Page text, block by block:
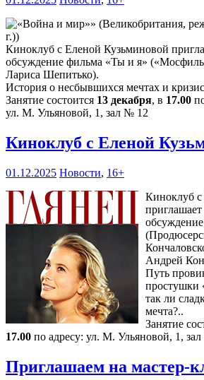
Киноклуб с Еленой Кузьминовой
обсуждение фильма «Ты и я»
Лариса Шепитько).
История о несбывшихся мечтах и
Занятие состоится 13 декабря, в 17.00
ул. М. Ульяновой, 1, зал № 12
Киноклуб с Еленой
01.12.2025 Новости, 16+
Киноклуб
Андрей
Путь
простушки
так ли
мечта?..
Занятие
17.00 по адресу: ул. М. Ульяновой, 1,
Приглашаем на мастер-